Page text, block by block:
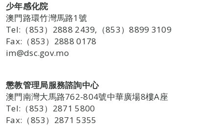
少年感化院
澳門路環竹灣馬路1號
Tel:（853）2888 2439,（853）8899 3109
Fax:（853）2888 0178
im@dsc.gov.mo
懲教管理局服務諮詢中心
澳門南灣大馬路762-804號中華廣場8樓A座
Tel:（853）2871 5800
Fax:（853）2871 5355